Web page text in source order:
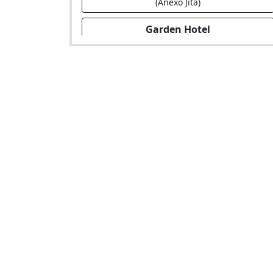
Garden Hotel
Hotel en Carretera Lunahuana S/N Ag.